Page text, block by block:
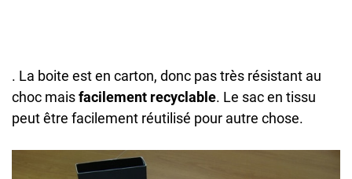
. La boite est en carton, donc pas très résistant au
choc maisfacilement recyclable. Le sac en tissu
peut être facilement réutilisé pour autre chose.